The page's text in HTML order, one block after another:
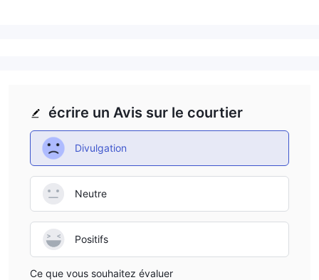
écrire un Avis sur le courtier
Divulgation
Neutre
Positifs
Ce que vous souhaitez évaluer